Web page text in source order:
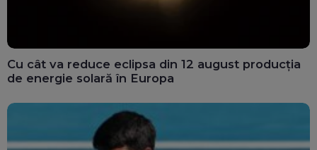
Cu cât va reduce eclipsa din 12 august producția
de energie solară în Europa